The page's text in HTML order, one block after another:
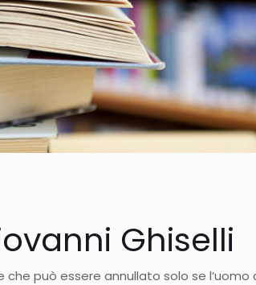
Ghiselli
può essere annullato solo se